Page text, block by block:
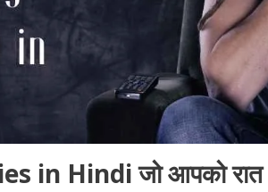
in Hindi जो आपको रात